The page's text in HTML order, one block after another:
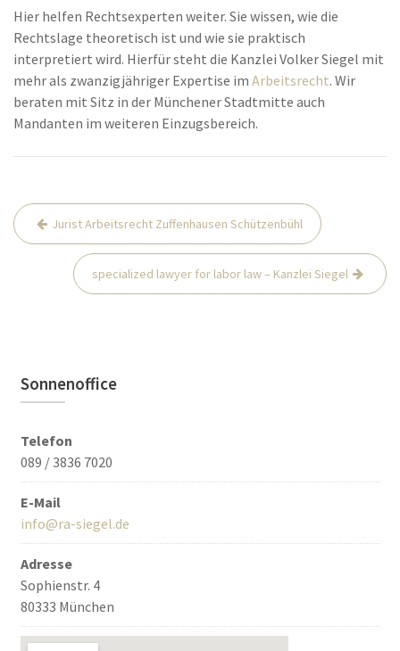
Hier helfen Rechtsexperten weiter. Sie wissen, wie die
Rechtslage theoretisch ist und wie sie praktisch
interpretiert wird. Hierfür steht die Kanzlei Volker Siegel mit
mehr als zwanzigjähriger Expertise im Arbeitsrecht. Wir
beraten mit Sitz in der Münchener Stadtmitte auch
Mandanten im weiteren Einzugsbereich.
Beitrags-
Navigation
Jurist Arbeitsrecht Zuffenhausen Schützenbühl
specialized lawyer for labor law – Kanzlei Siegel
Sonnenoffice
Telefon
089 / 3836 7020
E-Mail
info@ra-siegel.de
Adresse
Sophienstr. 4
80333 München